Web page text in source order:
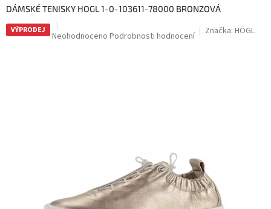
DÁMSKÉ TENISKY HOGL 1-0-103611-78000 BRONZOVÁ
VÝPRODEJ
Průměrné
Neohodnoceno Podrobnosti hodnocení Značka: HÖGL